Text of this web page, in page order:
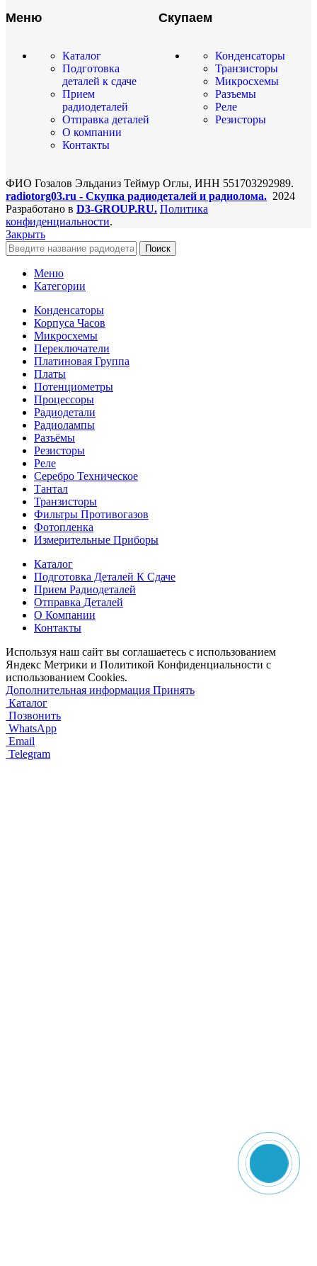
Меню
Каталог
Подготовка
деталей к сдаче
Прием
радиодеталей
Отправка деталей
О компании
Контакты
Скупаем
Конденсаторы
Транзисторы
Микросхемы
Разъемы
Реле
Резисторы
ФИО Гозалов Эльданиз Теймур Оглы, ИНН 551703292989.
radiotorg03.ru - Скупка радиодеталей и радиолома. 2024
Разработано в D3-GROUP.RU. Политика
конфиденциальности.
Закрыть
Поиск
Меню
Категории
Конденсаторы
Корпуса Часов
Микросхемы
Переключатели
Платиновая Группа
Платы
Потенциометры
Процессоры
Радиодетали
Радиолампы
Разъёмы
Резисторы
Реле
Серебро Техническое
Тантал
Транзисторы
Фильтры Противогазов
Фотопленка
Измерительные Приборы
Каталог
Подготовка Деталей К Сдаче
Прием Радиодеталей
Отправка Деталей
О Компании
Контакты
Используя наш сайт вы соглашаетесь с использованием
Яндекс Метрики и Политикой Конфиденциальности с
использованием Cookies.
Дополнительная информация Принять
Каталог
Позвонить
WhatsApp
Email
Telegram